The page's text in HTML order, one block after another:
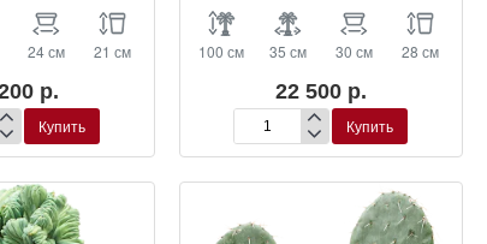
24 см 21 см
р.
Купить
100 см 35 см 30 см 28 см
22 500 р.
Миртиллокактус
геометрический
Купить